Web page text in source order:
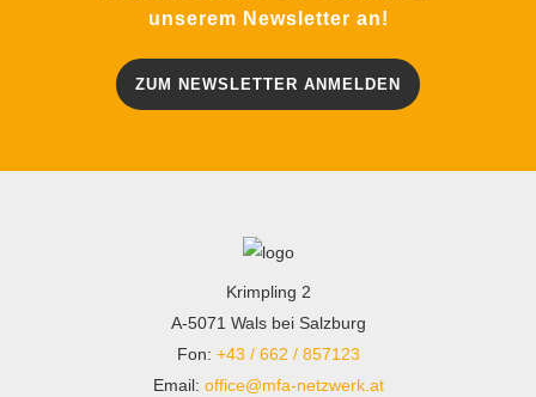
unserem Newsletter an!
ZUM NEWSLETTER ANMELDEN
Krimpling 2
A-5071 Wals bei Salzburg
Fon: +43 / 662 / 857123
Email: office@mfa-netzwerk.at